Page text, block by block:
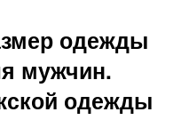
одежды
мужчин.
одежды